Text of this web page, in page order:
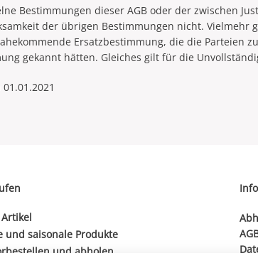
Bestimmungen dieser AGB oder der zwischen
der übrigen Bestimmungen nicht.
Ersatzbestimmung, die die Parteien
gekannt hätten. Gleiches gilt für die
und saisonale Produkte